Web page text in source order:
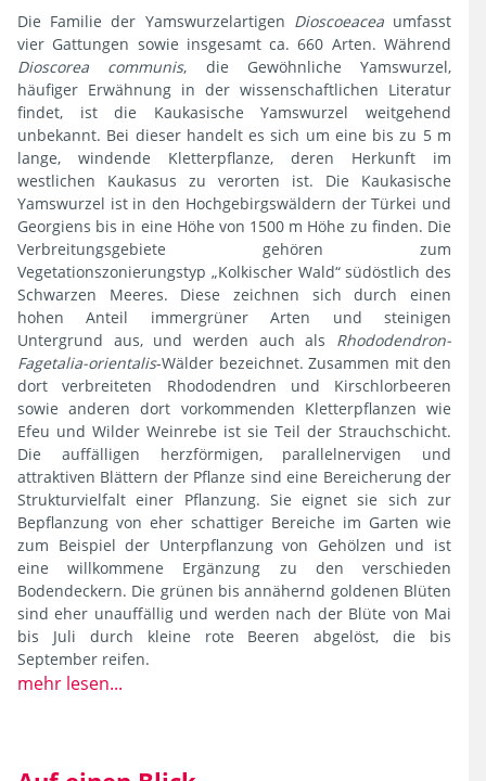
Die Familie der Yamswurzelartigen Dioscoeaceaumfasst
vier Gattungen sowie insgesamt ca. 660 Arten. Während
Dioscorea communis, die Gewöhnliche Yamswurzel,
häufiger Erwähnung in der wissenschaftlichen Literatur
findet, ist die Kaukasische Yamswurzel weitgehend
unbekannt. Bei dieser handelt es sich um eine bis zu 5 m
lange, windende Kletterpflanze, deren Herkunft im
westlichen Kaukasus zu verorten ist. Die Kaukasische
Yamswurzel ist in den Hochgebirgswäldern der Türkei und
Georgiens bis in eine Höhe von 1500 m Höhe zu finden. Die
Verbreitungsgebiete gehören zum
Vegetationszonierungstyp „Kolkischer Wald“ südöstlich des
Schwarzen Meeres. Diese zeichnen sich durch einen
hohen Anteil immergrüner Arten und steinigen
Untergrund aus, und werden auch als Rhododendron-
Fagetalia-orientalis-Wälder bezeichnet. Zusammen mit den
dort verbreiteten Rhododendren und Kirschlorbeeren
sowie anderen dort vorkommenden Kletterpflanzen wie
Efeu und Wilder Weinrebe ist sie Teil der Strauchschicht.
Die auffälligen herzförmigen, parallelnervigen und
attraktiven Blättern der Pflanze sind eine Bereicherung der
Strukturvielfalt einer Pflanzung. Sie eignet sie sich zur
Bepflanzung von eher schattiger Bereiche im Garten wie
zum Beispiel der Unterpflanzung von Gehölzen und ist
eine willkommene Ergänzung zu den verschieden
Bodendeckern. Die grünen bis annähernd goldenen Blüten
sind eher unauffällig und werden nach der Blüte von Mai
bis Juli durch kleine rote Beeren abgelöst, die bis
September reifen.
mehr lesen...